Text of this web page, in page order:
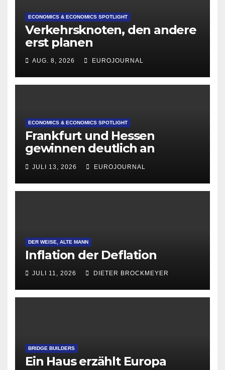
ECONOMICS & ECONOMICS SPOTLIGHT
Verkehrsknoten, den andere
erst planen
AUG. 8, 2026 EUROJOURNAL
ECONOMICS & ECONOMICS SPOTLIGHT
Frankfurt und Hessen
gewinnen deutlich an
Attraktivität für Startup-
Gründungen
JULI 13, 2026 EUROJOURNAL
DER WEISE, ALTE MANN
Inflation der Deflation
JULI 11, 2026 DIETER BROCKMEYER
BRIDGE BUILDERS
Ein Haus erzählt Europa